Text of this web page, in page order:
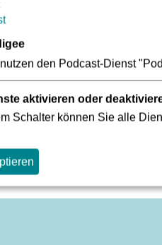
ffm.de
ffm.de
den Podcast-Dienst
aktivieren oder
Schalter können Sie alle